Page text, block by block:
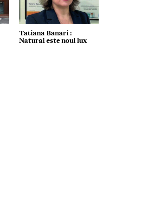
Tatiana Banari :
Natural este noul lux